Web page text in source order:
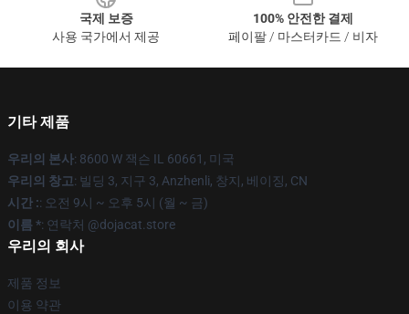
국제 보증
사용 국가에서 제공
100% 안전한 결제
페이팔 / 마스터카드 / 비자
기타 제품
우리의 본사: 8600 W 잭슨 IL 60661, 미국
우리의 창고: 빌딩 3, 지구 3, Anzhenli, 창지, 베이징, CN
시간 :: 오전 9시 ~ 오후 5시 (월 ~ 금)
이름 *: 연락처 @dojacat.store
우리의 회사
제품 정보
이용 약관